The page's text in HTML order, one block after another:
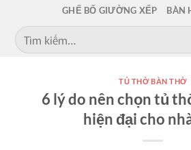
GHẾ BỐ GIƯỜNG XẾP BÀN
Tìm
kiếm:
TỦ THỜ BÀN THỜ
6 lý do nên chọn tủ
hiện đại cho